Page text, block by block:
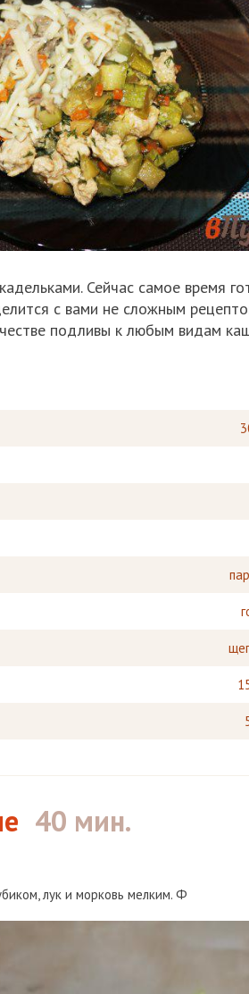
Сейчас самое время
с вами не сложным
подливы к любым видам
40 мин.
лук и морковь мелким. Ф